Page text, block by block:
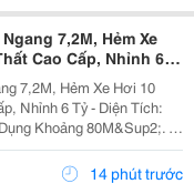
7,2M, Hẻm Xe
Cao Cấp, Nhỉnh 6
7,2M, Hẻm Xe Hơi 10
Nhỉnh 6 Tỷ - Diện Tích:
Khoảng 80M&Sup2;. -
Phòng Ngủ, 2 Wc; Có 1
Thông 2 Phòng...
14 phút trước